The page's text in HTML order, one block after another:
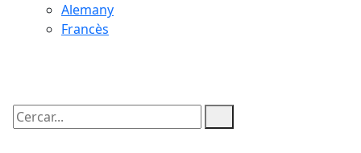
Alemany
Francès
Cercar: